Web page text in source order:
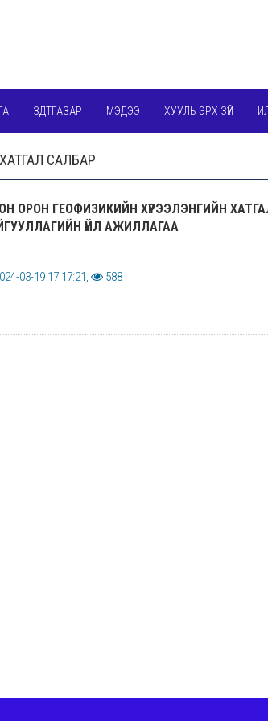
ЗДТГАЗАР МЭДЭЭ ХУУЛЬ ЭРХ ЗҮЙ
САЛБАР
ОРОН ГЕОФИЗИКИЙН ХҮРЭЭЛЭНГИЙН
ҮЙЛ АЖИЛЛАГАА
03-19 17:17:21,
588